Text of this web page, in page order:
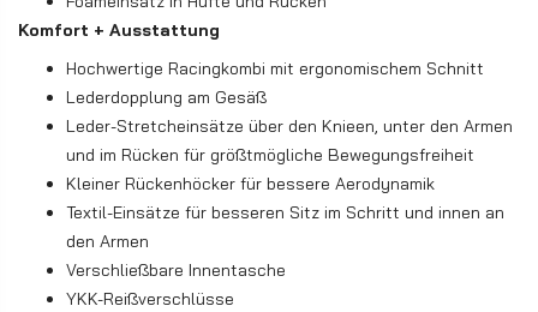
Komfort + Ausstattung
Hochwertige Racingkombi mit ergonomischem Schnitt
Lederdopplung am Gesäß
Leder-Stretcheinsätze über den Knieen, unter den Armen
und im Rücken für größtmögliche Bewegungsfreiheit
Kleiner Rückenhöcker für bessere Aerodynamik
Textil-Einsätze für besseren Sitz im Schritt und innen an
den Armen
Verschließbare Innentasche
YKK-Reißverschlüsse